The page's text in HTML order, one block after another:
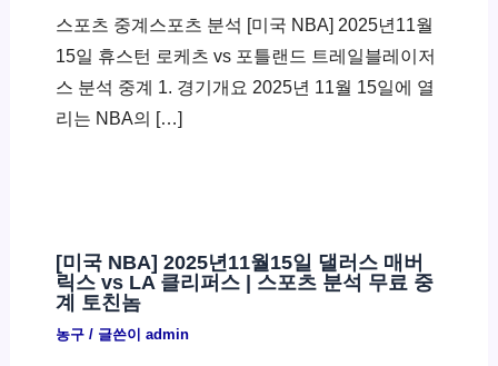
스포츠 중계스포츠 분석 [미국 NBA] 2025년11월
15일 휴스턴 로케츠 vs 포틀랜드 트레일블레이저
스 분석 중계 1. 경기개요 2025년 11월 15일에 열
리는 NBA의 […]
[미국 NBA] 2025년11월15일 댈러스 매버
릭스 vs LA 클리퍼스 | 스포츠 분석 무료 중
계 토친놈
농구/ 글쓴이 admin